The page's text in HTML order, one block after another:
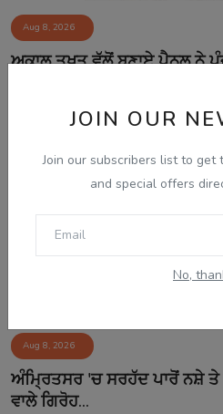
JOIN OUR
Join our subscribers list to
and special offers
No,
Aug 8, 2026
ਅਕਾਲ ਤਖ਼ਤ ਵੱਲੋਂ ਬਣਾਏ ਪੈਨਲ ਨੇ
Aug 8, 2026
ਅੰਮ੍ਰਿਤਸਰ 'ਚ ਸਰਹੱਦ ਪਾਰੋਂ ਨਸ਼ੇ ਤੇ
ਵਾਲੇ ਗਿਰੋਹ...